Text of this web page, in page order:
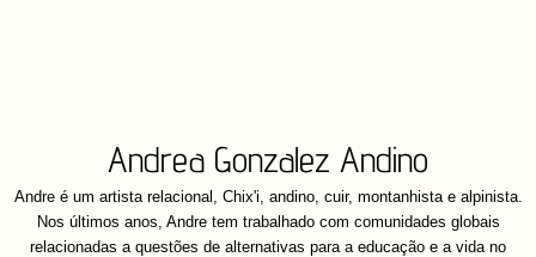
Andrea Gonzalez Andino
Andre é um artista relacional, Chix'i, andino, cuir, montanhista e alpinista.
Nos últimos anos, Andre tem trabalhado com comunidades globais
relacionadas a questões de alternativas para a educação e a vida no